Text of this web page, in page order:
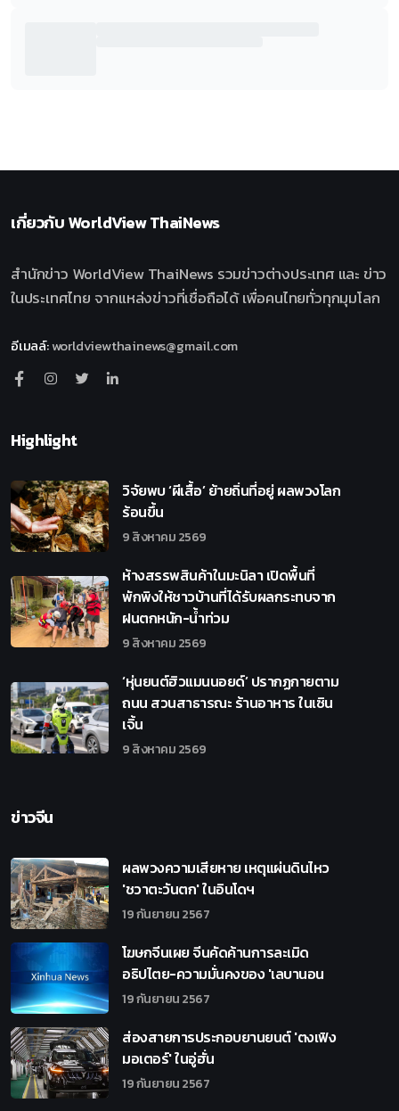
เกี่ยวกับWorldView ThaiNews
สำนักข่าว WorldView ThaiNews รวมข่าวต่างประเทศ และ ข่าว
ในประเทศไทย จากแหล่งข่าวที่เชื่อถือได้ เพื่อคนไทยทั่วทุกมุมโลก
อีเมลล์:worldviewthainews@gmail.com
Highlight
วิจัยพบ ‘ผีเสื้อ’ ย้ายถิ่นที่อยู่ ผลพวงโลก
ร้อนขึ้น
9 สิงหาคม 2569
ห้างสรรพสินค้าในมะนิลา เปิดพื้นที่
พักพิงให้ชาวบ้านที่ได้รับผลกระทบจาก
ฝนตกหนัก-น้ำท่วม
9 สิงหาคม 2569
‘หุ่นยนต์ฮิวแมนนอยด์’ ปรากฏกายตาม
ถนน สวนสาธารณะ ร้านอาหาร ในเซิน
เจิ้น
9 สิงหาคม 2569
ข่าวจีน
ผลพวงความเสียหาย เหตุแผ่นดินไหว
'ชวาตะวันตก' ในอินโดฯ
19 กันยายน 2567
โฆษกจีนเผย จีนคัดค้านการละเมิด
อธิปไตย-ความมั่นคงของ 'เลบานอน
19 กันยายน 2567
ส่องสายการประกอบยานยนต์ 'ตงเฟิง
มอเตอร์' ในอู่ฮั่น
19 กันยายน 2567